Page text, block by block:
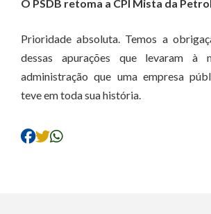
O PSDB retoma a CPI Mista da
Prioridade absoluta. Temos a
dessas apurações que levaram à
administração que uma empresa
teve em toda sua história.